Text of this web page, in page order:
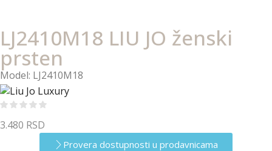
LJ2410M18 LIU JO ženski
prsten
Model: LJ2410M18
3.480 RSD
Provera dostupnosti u prodavnicama